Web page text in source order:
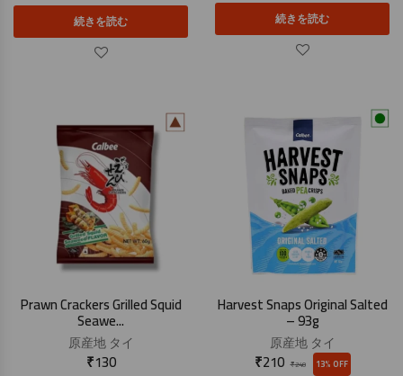
続きを読む 続きを読む
Prawn Crackers Grilled Squid
Seawe...
原産地タイ
₹130
Harvest Snaps Original Salted
– 93g
原産地タイ
₹240
₹210 13% OFF